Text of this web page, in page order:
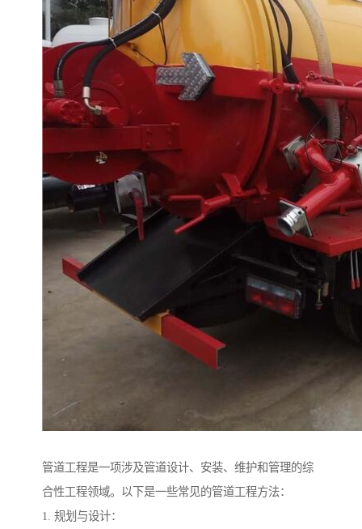
管道工程是一项涉及管道设计、安装、维护和管理的综
合性工程领域。以下是一些常见的管道工程方法：
1. 规划与设计：